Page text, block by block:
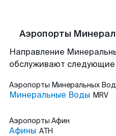
Аэропорты
Направление
обслуживают
Аэропорты Минеральных Вод
Минеральные Воды MRV
Аэропорты Афин
Афины ATH